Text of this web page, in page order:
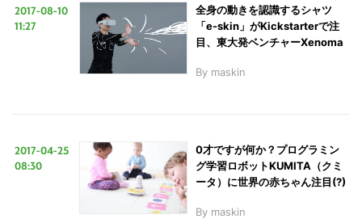
2017-08-10
11:27
全身の動きを認識するシャツ
「e-skin」がKickstarterで注
目、東大発ベンチャーXenoma
By maskin
2017-04-25
08:30
0才ですが何か？プログラミン
グ学習ロボットKUMITA（クミ
ータ）に世界の赤ちゃん注目(?)
By maskin